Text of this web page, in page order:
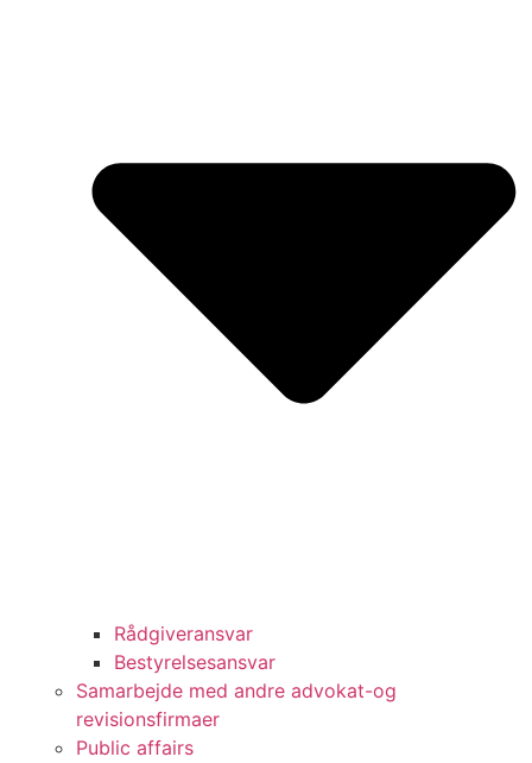
Rådgiveransvar
Bestyrelsesansvar
Samarbejde med andre advokat-og
revisionsfirmaer
Public affairs